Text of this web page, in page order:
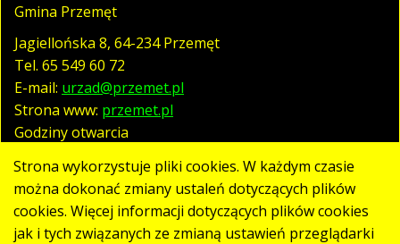
Gmina Przemęt
Jagiellońska 8, 64-234 Przemęt
Tel. 65 549 60 72
E-mail: urzad@przemet.pl
Strona www: przemet.pl
Godziny otwarcia
pn. - pt. 07:30 - 15:30
Polityka prywatności
Strona wykorzystuje pliki cookies. W każdym czasie
można dokonać zmiany ustaleń dotyczących plików
cookies. Więcej informacji dotyczących plików cookies
jak i tych związanych ze zmianą ustawień przeglądarki